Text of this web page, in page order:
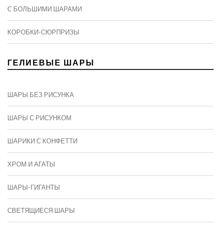
C БОЛЬШИМИ ШАРАМИ
КОРОБКИ-СЮРПРИЗЫ
ГЕЛИЕВЫЕ ШАРЫ
ШАРЫ БЕЗ РИСУНКА
ШАРЫ С РИСУНКОМ
ШАРИКИ С КОНФЕТТИ
ХРОМ И АГАТЫ
ШАРЫ-ГИГАНТЫ
СВЕТЯЩИЕСЯ ШАРЫ